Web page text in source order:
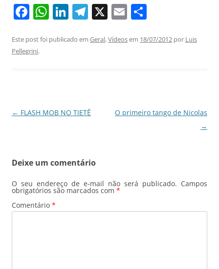
F
c
e
o
k
W
at
p
Li
k
T
e
X E
ai ar
Este post foi publicado em Geral,Vídeosem 18/07/2012 por Luis
Pellegrini.
Navegação
← FLASH MOB NO TIETÊ
O primeiro tango de Nicolas
→
Deixe um comentário
O seu endereço de e-mail não será publicado. Campos
obrigatórios são marcados com *
Comentário *